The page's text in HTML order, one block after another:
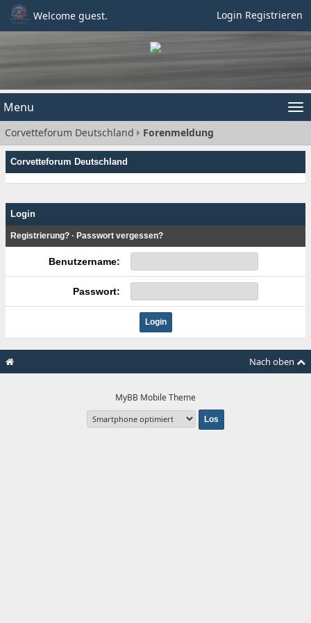
Welcome guest. Login Registrieren
Menu
Corvetteforum Deutschland Forenmeldung
Corvetteforum Deutschland
Login
Registrierung? · Passwort vergessen?
Benutzername:
Passwort:
Nach oben
MyBB Mobile Theme